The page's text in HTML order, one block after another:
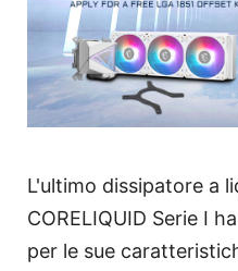
L'ultimo dissipatore a
CORELIQUID Serie I
per le sue